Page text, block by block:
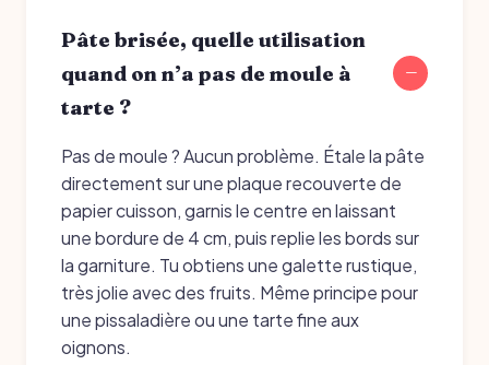
Pâte brisée, quelle utilisation
quand on n’a pas de moule à
tarte ?
Pas de moule ? Aucun problème. Étale la pâte
directement sur une plaque recouverte de
papier cuisson, garnis le centre en laissant
une bordure de 4 cm, puis replie les bords sur
la garniture. Tu obtiens une galette rustique,
très jolie avec des fruits. Même principe pour
une pissaladière ou une tarte fine aux
oignons.